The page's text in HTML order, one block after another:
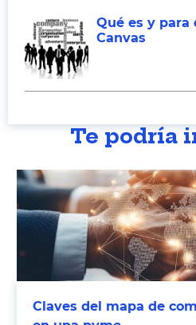
Qué es y para
Canvas
Te podría
Claves del mapa de